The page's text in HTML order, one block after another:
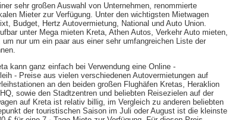
sehr großen Auswahl von Unternehmen, renommierte
Mieter zur Verfügung. Unter den wichtigsten Mietwagen
Budget, Hertz Autovermietung, National und Auto Union.
unter Mega mieten Kreta, Athen Autos, Verkehr Auto mieten,
nur um ein paar aus einer sehr umfangreichen Liste der
kann ganz einfach bei Verwendung eine Online -
- Preise aus vielen verschiedenen Autovermietungen auf
an den beiden großen Flughäfen Kretas, Heraklion
sowie den Stadtzentren und beliebten Reisezielen auf der
auf Kreta ist relativ billig, im Vergleich zu anderen beliebten
der touristischen Saison im Juli oder August ist die kleinste